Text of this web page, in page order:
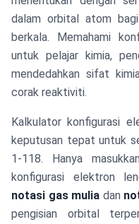
dalam orbital atom
berkala. Memahami
untuk pelajar kimia,
mendedahkan sifat
corak reaktiviti.
Kalkulator konfigurasi
keputusan tepat untuk
1-118. Hanya
konfigurasi elektron
notasi gas mulia dan
pengisian orbital